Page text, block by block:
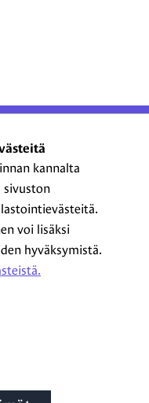
kannalta
sivuston
voi lisäksi
hyväksymistä.